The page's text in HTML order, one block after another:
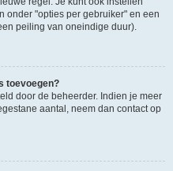
onder "opties per gebruiker" en een
peiling van oneindige duur).
toevoegen?
door de beheerder. Indien je meer
aantal, neem dan contact op